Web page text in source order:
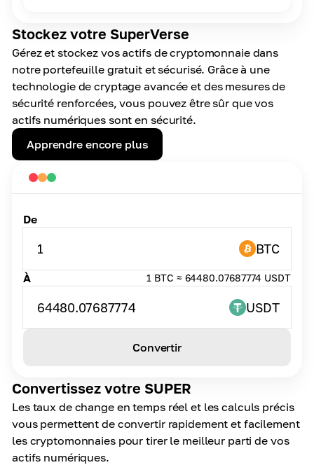
Stockez votre SuperVerse
Gérez et stockez vos actifs de cryptomonnaie dans
notre portefeuille gratuit et sécurisé. Grâce à une
technologie de cryptage avancée et des mesures de
sécurité renforcées, vous pouvez être sûr que vos
actifs numériques sont en sécurité.
Apprendre encore plus
Convertissez votre SUPER
Les taux de change en temps réel et les calculs précis
vous permettent de convertir rapidement et facilement
les cryptomonnaies pour tirer le meilleur parti de vos
actifs numériques.
De
1 BTC
À 1 BTC ≈ 64480.07687774 USDT
64480.07687774 USDT
Convertir